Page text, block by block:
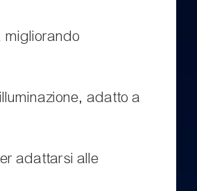
migliorando
adatto a
adattarsi alle